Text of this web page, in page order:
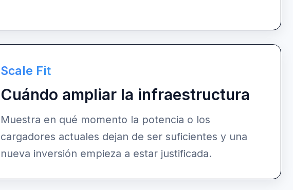
Scale Fit
Cuándo ampliar la infraestructura
Muestra en qué momento la potencia o los
cargadores actuales dejan de ser suficientes y una
nueva inversión empieza a estar justificada.